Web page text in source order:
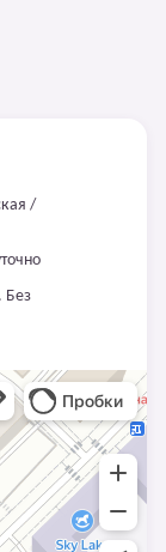
/
Без